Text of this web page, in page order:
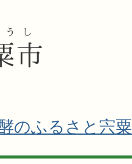
のふるさと宍粟